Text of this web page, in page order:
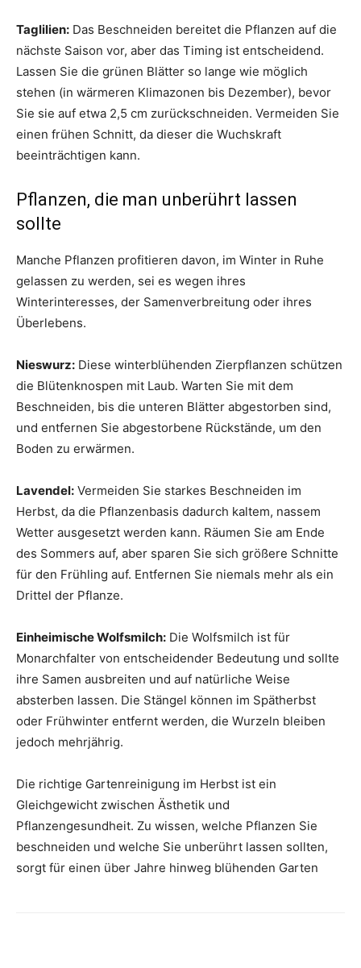
Taglilien: Das Beschneiden bereitet die Pflanzen auf die
nächste Saison vor, aber das Timing ist entscheidend.
Lassen Sie die grünen Blätter so lange wie möglich
stehen (in wärmeren Klimazonen bis Dezember), bevor
Sie sie auf etwa 2,5 cm zurückschneiden. Vermeiden Sie
einen frühen Schnitt, da dieser die Wuchskraft
beeinträchtigen kann.
Pflanzen, die man unberührt lassen
sollte
Manche Pflanzen profitieren davon, im Winter in Ruhe
gelassen zu werden, sei es wegen ihres
Winterinteresses, der Samenverbreitung oder ihres
Überlebens.
Nieswurz: Diese winterblühenden Zierpflanzen schützen
die Blütenknospen mit Laub. Warten Sie mit dem
Beschneiden, bis die unteren Blätter abgestorben sind,
und entfernen Sie abgestorbene Rückstände, um den
Boden zu erwärmen.
Lavendel: Vermeiden Sie starkes Beschneiden im
Herbst, da die Pflanzenbasis dadurch kaltem, nassem
Wetter ausgesetzt werden kann. Räumen Sie am Ende
des Sommers auf, aber sparen Sie sich größere Schnitte
für den Frühling auf. Entfernen Sie niemals mehr als ein
Drittel der Pflanze.
Einheimische Wolfsmilch: Die Wolfsmilch ist für
Monarchfalter von entscheidender Bedeutung und sollte
ihre Samen ausbreiten und auf natürliche Weise
absterben lassen. Die Stängel können im Spätherbst
oder Frühwinter entfernt werden, die Wurzeln bleiben
jedoch mehrjährig.
Die richtige Gartenreinigung im Herbst ist ein
Gleichgewicht zwischen Ästhetik und
Pflanzengesundheit. Zu wissen, welche Pflanzen Sie
beschneiden und welche Sie unberührt lassen sollten,
sorgt für einen über Jahre hinweg blühenden Garten